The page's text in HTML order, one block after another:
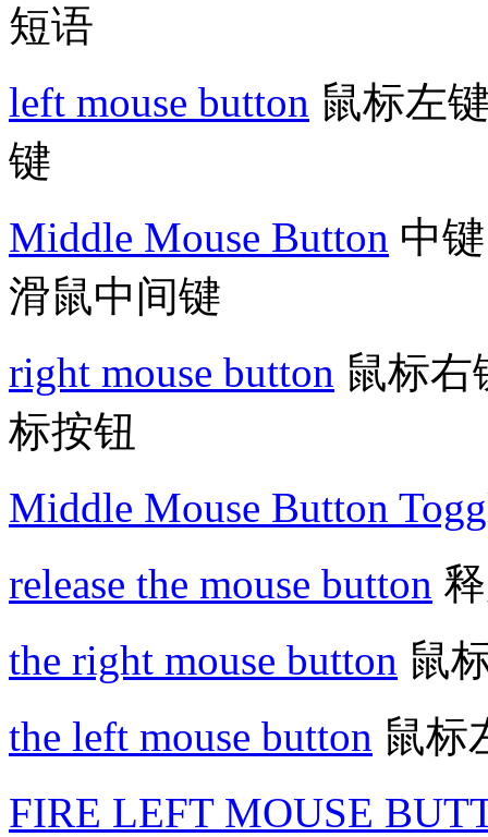
短语
left mouse button 鼠标左
键
Middle Mouse Button 中
滑鼠中间键
right mouse button 鼠标右
标按钮
Middle Mouse Button
release the mouse button
the right mouse button 鼠
the left mouse button 鼠标
FIRE LEFT MOUSE